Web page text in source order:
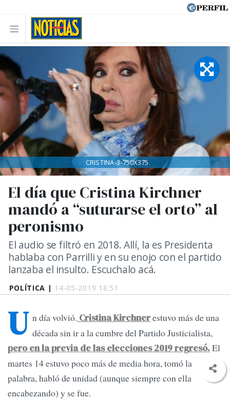
POLÍTICA | 14-05-2019 18:51
El día que Cristina Kirchner
mandó a “suturarse el orto” al
peronismo
El audio se filtró en 2018. Allí, la es Presidenta
hablaba con Parrilli y en su enojo con el partido
lanzaba el insulto. Escuchalo acá.
CRISTINA-3-750X375
U n día volvió. Cristina Kirchnerestuvo más de una
década sin ir a la cumbre del Partido Justicialista,
pero en la previa de las elecciones 2019 regresó.El
martes 14 estuvo poco más de media hora, tomó la
palabra, habló de unidad (aunque siempre con ella
encabezando) y se fue.